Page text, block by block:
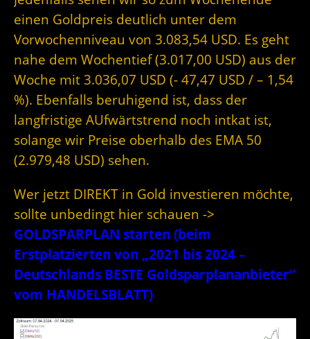
einen Goldpreis deutlich unter dem
Vorwochenniveau von 3.083,54 USD. Es geht
nahe dem Wochentief (3.017,00 USD) aus der
Woche mit 3.036,07 USD (- 47,47 USD / – 1,54
%). Ebenfalls beruhigend ist, dass der
langfristige AUfwärtstrend noch intkat ist,
solange wir Preise oberhalb des EMA 50
(2.979,48 USD) sehen.
Wer jetzt DIREKT in Gold investieren möchte,
sollte unbedingt hier schauen ->
GOLDSPARPLAN starten (beim
Erstplatzierten von „2021 bis 2024 –
Deutschlands BESTE Goldsparplananbieter“
vom HANDELSBLATT)